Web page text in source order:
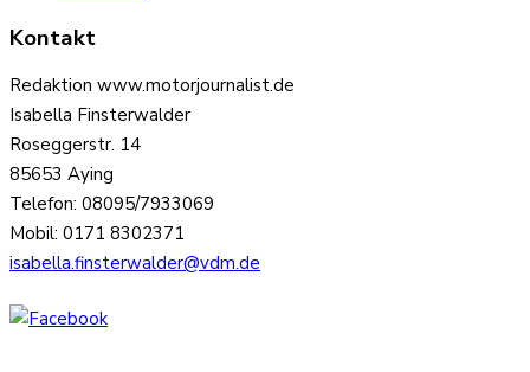
Kontakt
Redaktion www.motorjournalist.de
Isabella Finsterwalder
Roseggerstr. 14
85653 Aying
Telefon: 08095/7933069
Mobil: 0171 8302371
isabella.finsterwalder@vdm.de